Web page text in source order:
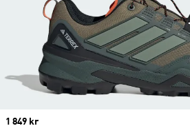
Price
1 849 kr